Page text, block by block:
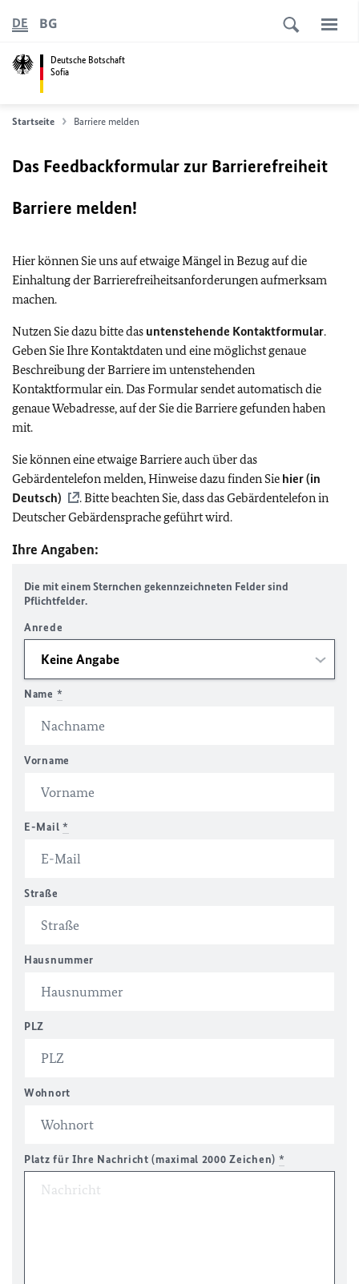
Deutsche Botschaft
Sofia
DE BG
Startseite Barriere melden
Das Feedbackformular zur Barrierefreiheit
Barriere melden!
Hier können Sie uns auf etwaige Mängel in Bezug auf die
Einhaltung der Barrierefreiheitsanforderungen aufmerksam
machen.
Nutzen Sie dazu bitte das untenstehende Kontaktformular.
Geben Sie Ihre Kontaktdaten und eine möglichst genaue
Beschreibung der Barriere im untenstehenden
Kontaktformular ein. Das Formular sendet automatisch die
genaue Webadresse, auf der Sie die Barriere gefunden haben
mit.
Sie können eine etwaige Barriere auch über das
Gebärdentelefon melden, Hinweise dazu finden Sie hier (in
Deutsch)
. Bitte beachten Sie, dass das Gebärdentelefon in
Deutscher Gebärdensprache geführt wird.
Ihre Angaben:
Die mit einem Sternchen gekennzeichneten Felder sind
Pflichtfelder.
Anrede
Name *
Vorname
E-Mail *
Straße
Hausnummer
PLZ
Wohnort
Platz für Ihre Nachricht (maximal 2000 Zeichen) *